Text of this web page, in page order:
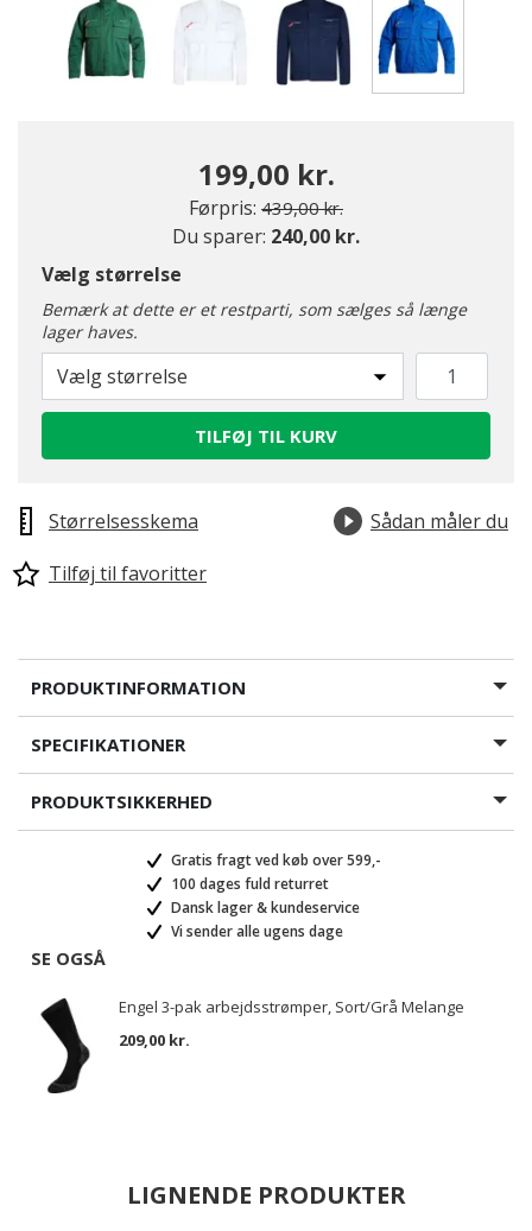
199,00 kr.
Førpris: Pris nedsat fra
439,00 kr.til
Du sparer: 240,00 kr.
Vælg størrelse
Bemærk at dette er et restparti, som sælges så længe
lager haves.
Vælg størrelse
TILFØJ TIL KURV
Størrelsesskema
Sådan måler du
Tilføj til favoritter
PRODUKTINFORMATION
SPECIFIKATIONER
PRODUKTSIKKERHED
Gratis fragt ved køb over 599,-
100 dages fuld returret
Dansk lager & kundeservice
Vi sender alle ugens dage
SE OGSÅ
Engel 3-pak arbejdsstrømper, Sort/Grå Melange
209,00 kr.
LIGNENDE PRODUKTER